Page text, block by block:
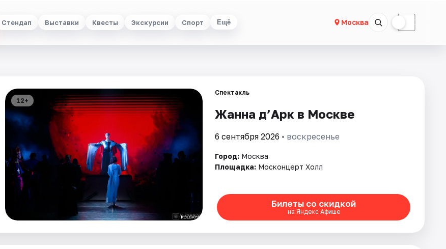
Стендап Выставки Квесты Экскурсии Спорт Ещё Москва ☾
12+
Спектакль
Жанна д’Арк в Москве
6 сентября 2026 • воскресенье
Город: Москва
Площадка: Москонцерт Холл
Билеты со скидкой
на Яндекс Афише